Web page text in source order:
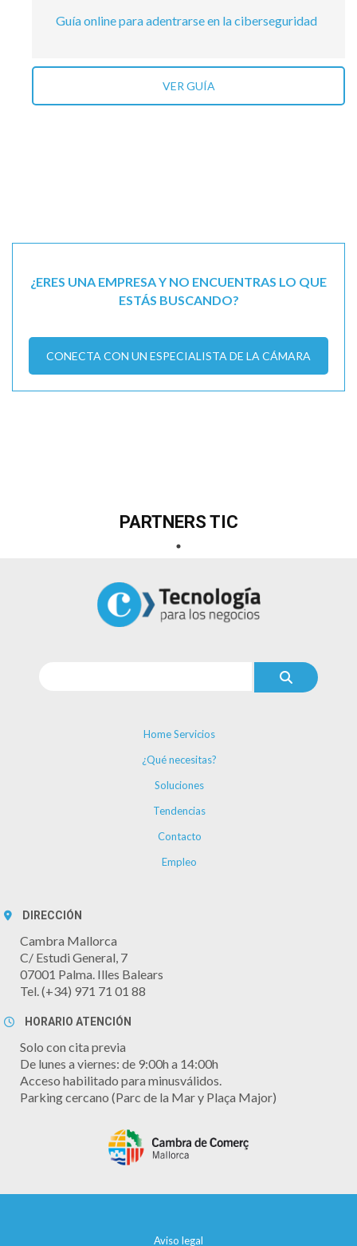
Guía online para adentrarse en la ciberseguridad
VER GUÍA
¿ERES UNA EMPRESA Y NO ENCUENTRAS LO QUE
ESTÁS BUSCANDO?
CONECTA CON UN ESPECIALISTA DE LA CÁMARA
PARTNERS TIC
Home Servicios
¿Qué necesitas?
Soluciones
Tendencias
Contacto
Empleo
DIRECCIÓN
Cambra Mallorca
C/ Estudi General, 7
07001 Palma. Illes Balears
Tel. (+34) 971 71 01 88
HORARIO ATENCIÓN
Solo con cita previa
De lunes a viernes: de 9:00h a 14:00h
Acceso habilitado para minusválidos.
Parking cercano (Parc de la Mar y Plaça Major)
Aviso legal